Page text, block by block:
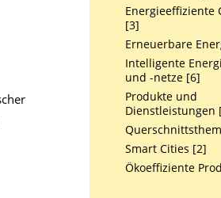
Energieeffiziente
[3]
Erneuerbare
Intelligente
und -netze [6]
Produkte und
Dienstleistungen
Smart Cities [2]
Ökoeffiziente